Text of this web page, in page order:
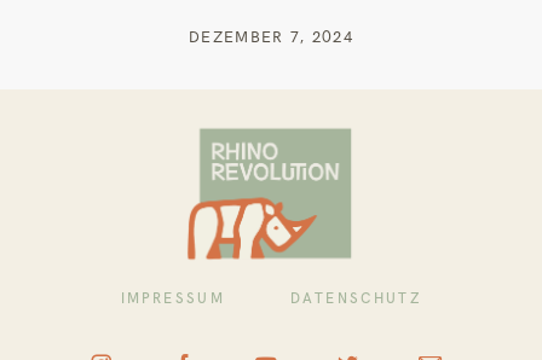
DEZEMBER 7, 2024
IMPRESSUM DATENSCHUTZ